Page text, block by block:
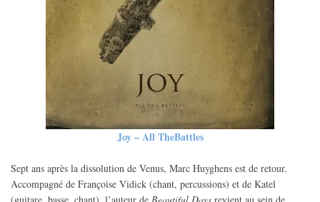
Joy – All TheBattles
Sept ans après la dissolution de Venus, Marc Huyghens est de retour.
Accompagné de Françoise Vidick (chant, percussions) et de Katel